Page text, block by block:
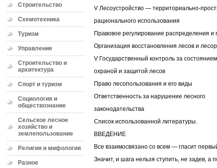
Строительство
Схемотехника
Туризм
Управление
Строительство и
архитектура
Спорт и туризм
Социология и
обществознание
Сельское лесное
хозяйство и
землепользование
Религия и мифология
Разное
V Лесоустройство — территориально-
рационального использования
Правовое регулирование распределения
Организация восстановления лесов и
V Государственный контроль за
охраной и защитой лесов
Право лесопользования и его виды
Ответственность за нарушение лесного
законодательства
Список использованной литературы.
ВВЕДЕНИЕ
Все взаимосвязано со всем — гласит
Значит, и шага нельзя ступить, не задев, а